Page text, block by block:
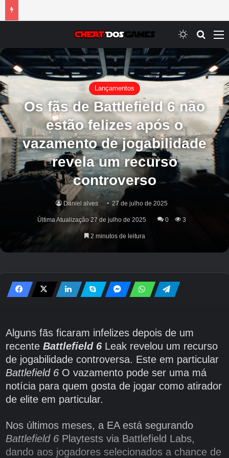
Switch skin
Lançamentos
Os fãs de Battlefield 6 não
estão felizes após o
vazamento de jogabilidade
revela um recurso
controverso
Daniel alves 27 de julho de 2025
Última Atualização 27 de julho de 2025 0 3
2 minutos de leitura
Alguns fãs ficaram infelizes depois de um
recente Battlefield 6 Leak revelou um recurso
de jogabilidade controversa. Este em particular
Battlefield 6 O vazamento pode ser uma má
notícia para quem gosta de jogar como atirador
de elite em particular.
Nos últimos meses, a EA está segurando
Battlefield 6 Playtests via Battlefield Labs,
dando aos jogadores selecionados a chance de